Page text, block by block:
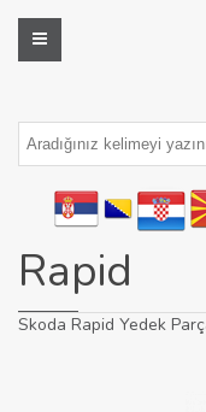
Rapid
Skoda Rapid Yedek